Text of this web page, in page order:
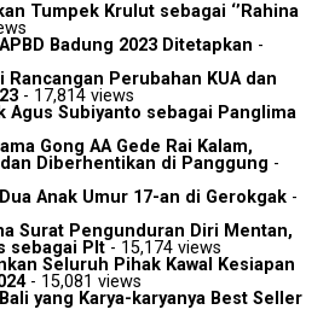
Tumpek Krulut sebagai ‘’Rahina
Badung 2023 Ditetapkan -
Rancangan Perubahan KUA dan
- 17,814 views
Agus Subiyanto sebagai Panglima
Gong AA Gede Rai Kalam,
Diberhentikan di Panggung -
Anak Umur 17-an di Gerokgak-
Surat Pengunduran Diri Mentan,
sebagai Plt- 15,174 views
Seluruh Pihak Kawal Kesiapan
- 15,081 views
yang Karya-karyanya Best Seller